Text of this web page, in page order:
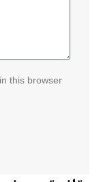
this browser